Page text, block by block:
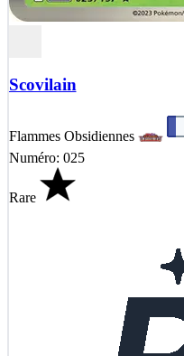
Scovilain
Flammes Obsidiennes
Numéro: 025
Rare